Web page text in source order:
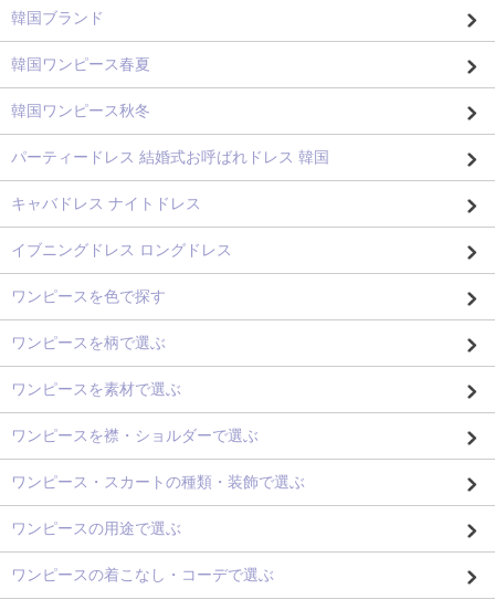
韓国ブランド
韓国ワンピース春夏
韓国ワンピース秋冬
パーティードレス 結婚式お呼ばれドレス 韓国
キャバドレス ナイトドレス
イブニングドレス ロングドレス
ワンピースを色で探す
ワンピースを柄で選ぶ
ワンピースを素材で選ぶ
ワンピースを襟・ショルダーで選ぶ
ワンピース・スカートの種類・装飾で選ぶ
ワンピースの用途で選ぶ
ワンピースの着こなし・コーデで選ぶ